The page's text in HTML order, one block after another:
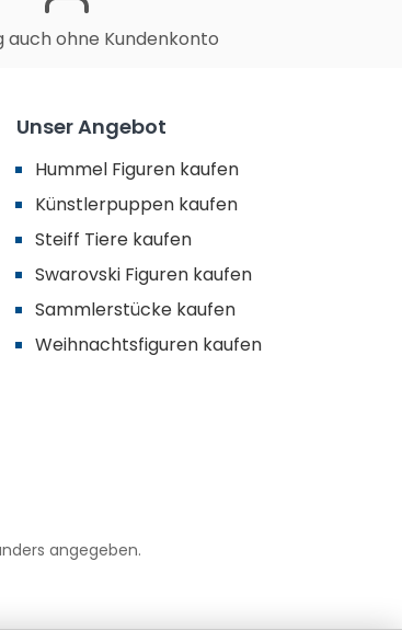
auch ohne Kundenkonto
Unser Angebot
Hummel Figuren kaufen
Künstlerpuppen kaufen
Steiff Tiere kaufen
Swarovski Figuren kaufen
Sammlerstücke kaufen
Weihnachtsfiguren kaufen
angegeben.